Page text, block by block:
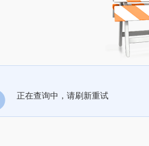
正在查询中，请刷新重试